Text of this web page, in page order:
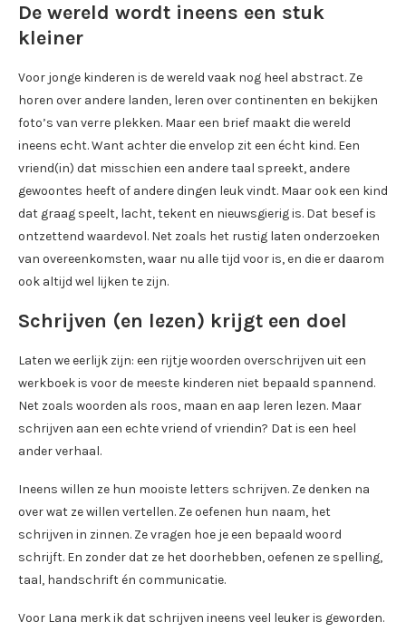
De wereld wordt ineens een stuk
kleiner
Voor jonge kinderen is de wereld vaak nog heel abstract. Ze
horen over andere landen, leren over continenten en bekijken
foto’s van verre plekken. Maar een brief maakt die wereld
ineens echt. Want achter die envelop zit een écht kind. Een
vriend(in) dat misschien een andere taal spreekt, andere
gewoontes heeft of andere dingen leuk vindt. Maar ook een kind
dat graag speelt, lacht, tekent en nieuwsgierig is. Dat besef is
ontzettend waardevol. Net zoals het rustig laten onderzoeken
van overeenkomsten, waar nu alle tijd voor is, en die er daarom
ook altijd wel lijken te zijn.
Schrijven (en lezen) krijgt een doel
Laten we eerlijk zijn: een rijtje woorden overschrijven uit een
werkboek is voor de meeste kinderen niet bepaald spannend.
Net zoals woorden als roos, maan en aap leren lezen. Maar
schrijven aan een echte vriend of vriendin? Dat is een heel
ander verhaal.
Ineens willen ze hun mooiste letters schrijven. Ze denken na
over wat ze willen vertellen. Ze oefenen hun naam, het
schrijven in zinnen. Ze vragen hoe je een bepaald woord
schrijft. En zonder dat ze het doorhebben, oefenen ze spelling,
taal, handschrift én communicatie.
Voor Lana merk ik dat schrijven ineens veel leuker is geworden.